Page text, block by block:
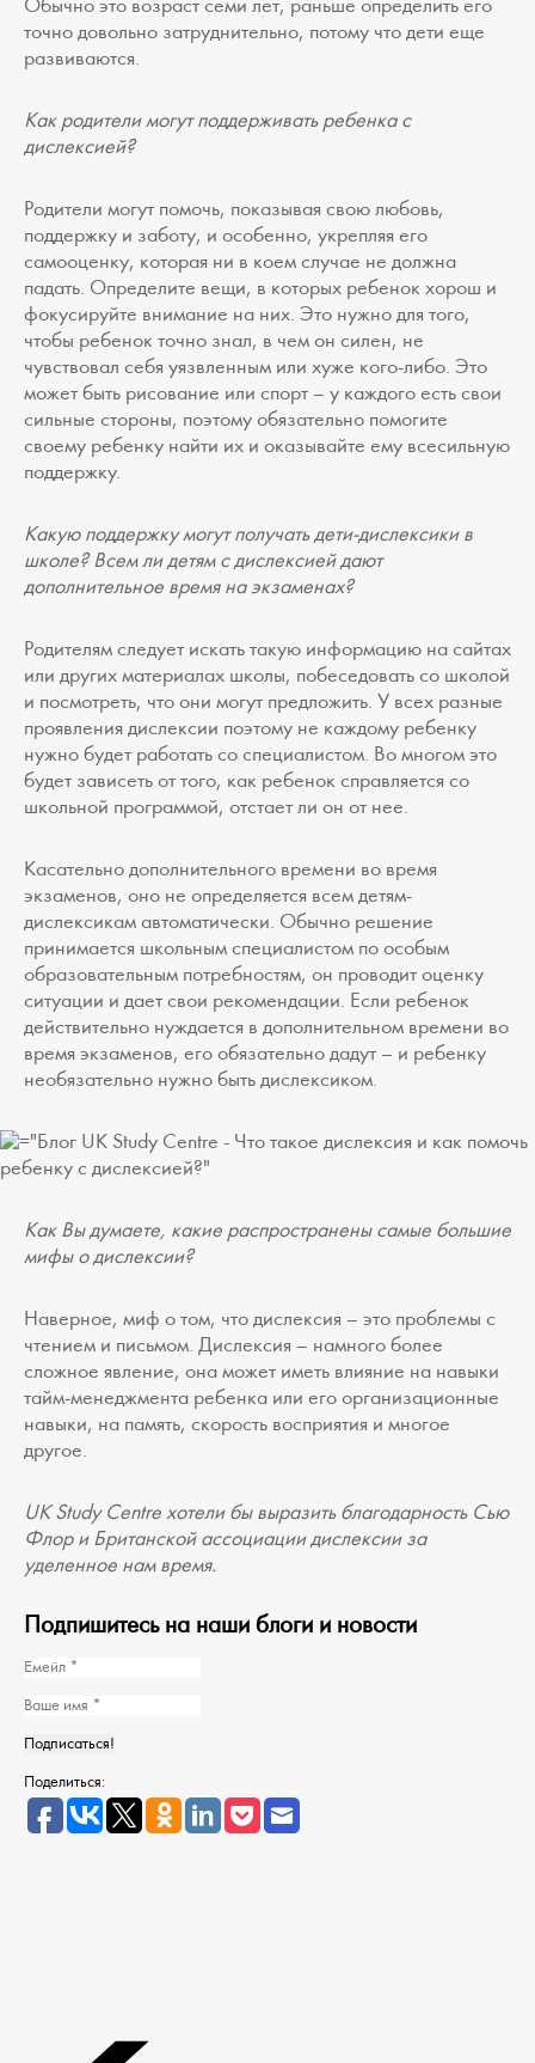
Обычно это возраст семи лет, раньше определить его
точно довольно затруднительно, потому что дети еще
развиваются.
Как родители могут поддерживать ребенка с
дислексией?
Родители могут помочь, показывая свою любовь,
поддержку и заботу, и особенно, укрепляя его
самооценку, которая ни в коем случае не должна
падать. Определите вещи, в которых ребенок хорош и
фокусируйте внимание на них. Это нужно для того,
чтобы ребенок точно знал, в чем он силен, не
чувствовал себя уязвленным или хуже кого-либо. Это
может быть рисование или спорт – у каждого есть свои
сильные стороны, поэтому обязательно помогите
своему ребенку найти их и оказывайте ему всесильную
поддержку.
Какую поддержку могут получать дети-дислексики в
школе? Всем ли детям с дислексией дают
дополнительное время на экзаменах?
Родителям следует искать такую информацию на сайтах
или других материалах школы, побеседовать со школой
и посмотреть, что они могут предложить. У всех разные
проявления дислексии поэтому не каждому ребенку
нужно будет работать со специалистом. Во многом это
будет зависеть от того, как ребенок справляется со
школьной программой, отстает ли он от нее.
Касательно дополнительного времени во время
экзаменов, оно не определяется всем детям-
дислексикам автоматически. Обычно решение
принимается школьным специалистом по особым
образовательным потребностям, он проводит оценку
ситуации и дает свои рекомендации. Если ребенок
действительно нуждается в дополнительном времени во
время экзаменов, его обязательно дадут – и ребенку
необязательно нужно быть дислексиком.
Как Вы думаете, какие распространены самые большие
мифы о дислексии?
Наверное, миф о том, что дислексия – это проблемы с
чтением и письмом. Дислексия – намного более
сложное явление, она может иметь влияние на навыки
тайм-менеджмента ребенка или его организационные
навыки, на память, скорость восприятия и многое
другое.
UK Study Centre хотели бы выразить благодарность Сью
Флор и Британской ассоциации дислексии за
уделенное нам время.
Подпишитесь на наши блоги и новости
Поделиться: